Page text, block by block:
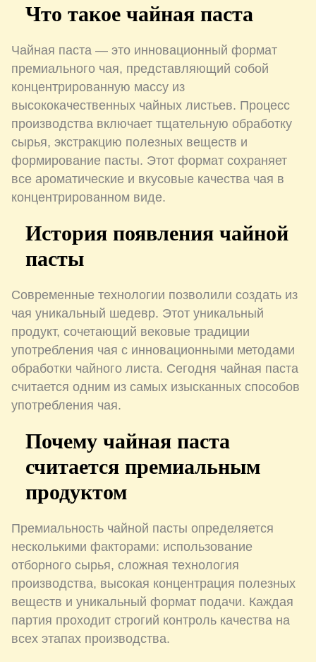
Что такое чайная паста
Чайная паста — это инновационный формат
премиального чая, представляющий собой
концентрированную массу из
высококачественных чайных листьев. Процесс
производства включает тщательную обработку
сырья, экстракцию полезных веществ и
формирование пасты. Этот формат сохраняет
все ароматические и вкусовые качества чая в
концентрированном виде.
История появления чайной
пасты
Современные технологии позволили создать из
чая уникальный шедевр. Этот уникальный
продукт, сочетающий вековые традиции
употребления чая с инновационными методами
обработки чайного листа. Сегодня чайная паста
считается одним из самых изысканных способов
употребления чая.
Почему чайная паста
считается премиальным
продуктом
Премиальность чайной пасты определяется
несколькими факторами: использование
отборного сырья, сложная технология
производства, высокая концентрация полезных
веществ и уникальный формат подачи. Каждая
партия проходит строгий контроль качества на
всех этапах производства.